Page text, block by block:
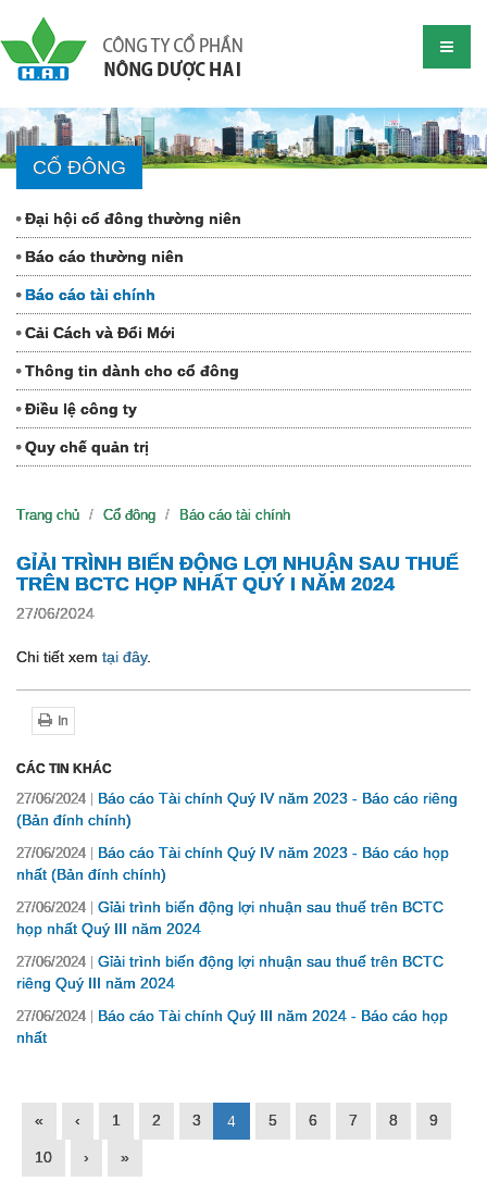
CỔ ĐÔNG
Đại hội cổ đông thường niên
Báo cáo thường niên
Báo cáo tài chính
Cải Cách và Đổi Mới
Thông tin dành cho cổ đông
Điều lệ công ty
Quy chế quản trị
Trang chủ Cổ đông Báo cáo tài chính
GỈẢI TRÌNH BIẾN ĐỘNG LỢI NHUẬN SAU THUẾ
TRÊN BCTC HỌP NHẤT QUÝ I NĂM 2024
27/06/2024
Chi tiết xem tại đây.
In
CÁC TIN KHÁC
27/06/2024
Báo cáo Tài chính Quý IV năm 2023 - Báo cáo riêng
(Bản đính chính)
27/06/2024
Báo cáo Tài chính Quý IV năm 2023 - Báo cáo họp
nhất (Bản đính chính)
27/06/2024
Gỉải trình biến động lợi nhuận sau thuế trên BCTC
họp nhất Quý III năm 2024
27/06/2024
Gỉải trình biến động lợi nhuận sau thuế trên BCTC
riêng Quý III năm 2024
27/06/2024
Báo cáo Tài chính Quý III năm 2024 - Báo cáo họp
nhất
« ‹ 1 2 3 4 5 6 7 8 9
10 › »